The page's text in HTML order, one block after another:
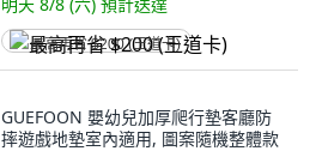
最高再省 $200 (王道卡)
GUEFOON 嬰幼兒加厚爬行墊客廳防
摔遊戲地墊室內適用, 圖案隨機整體款